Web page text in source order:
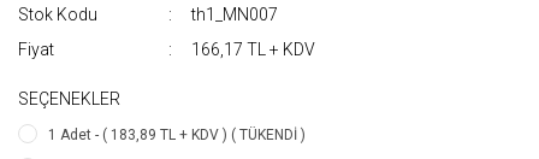
Stok Kodu
th1_MN007
Fiyat
166,17 TL + KDV
SEÇENEKLER
1 Adet - ( 183,89 TL + KDV ) ( TÜKENDİ )